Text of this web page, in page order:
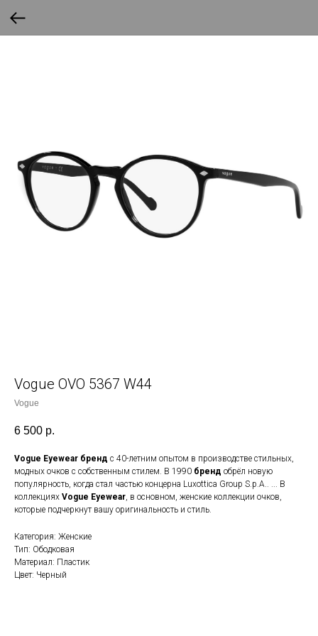
Vogue OVO 5367 W44
Vogue
6 500 р.
Vogue Eyewear бренд с 40-летним опытом в производстве стильных,
модных очков с собственным стилем. В 1990 бренд обрёл новую
популярность, когда стал частью концерна Luxottica Group S.p.A.. ... В
коллекциях Vogue Eyewear, в основном, женские коллекции очков,
которые подчеркнут вашу оригинальность и стиль.
Категория: Женские
Тип: Ободковая
Материал: Пластик
Цвет: Черный